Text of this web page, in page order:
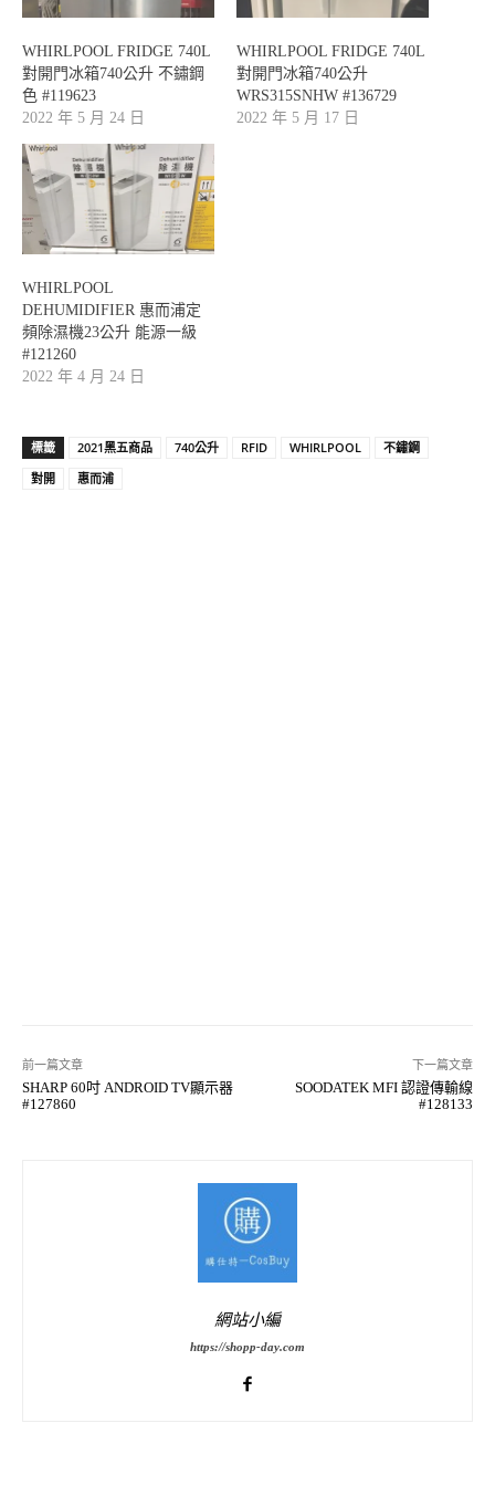
WHIRLPOOL FRIDGE 740L
對開門冰箱740公升 不鏽鋼
色 #119623
2022 年 5 月 24 日
WHIRLPOOL FRIDGE 740L
對開門冰箱740公升
WRS315SNHW #136729
2022 年 5 月 17 日
WHIRLPOOL
DEHUMIDIFIER 惠而浦定
頻除濕機23公升 能源一級
#121260
2022 年 4 月 24 日
標籤 2021黑五商品 740公升 RFID WHIRLPOOL
不鏽鋼
對開
惠而浦
前一篇文章
SHARP 60吋 ANDROID TV顯示器
#127860
下一篇文章
SOODATEK MFI 認證傳輸線
#128133
網站小編
https://shopp-day.com